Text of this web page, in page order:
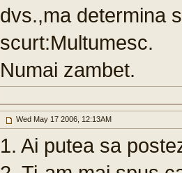
dvs.,ma determina
scurt:Multumesc.
Numai zambet.
Wed May 17 2006, 12:13AM
1. Ai putea sa